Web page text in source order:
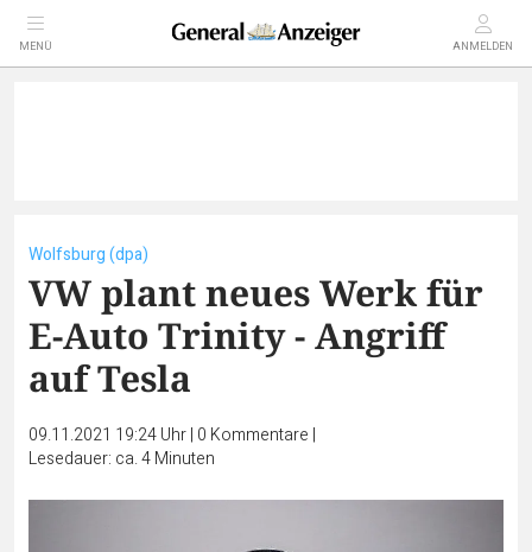
MENÜ ANMELDEN
Wolfsburg (dpa)
VW plant neues Werk für
E-Auto Trinity - Angriff
auf Tesla
09.11.2021 19:24 Uhr| 0 Kommentare |
Lesedauer: ca. 4 Minuten